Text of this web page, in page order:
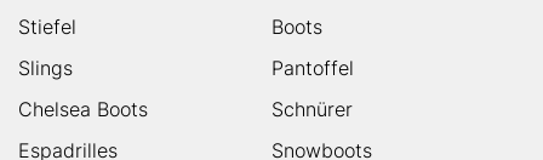
Stiefel
Boots
Slings
Pantoffel
Chelsea Boots
Schnürer
Espadrilles
Snowboots